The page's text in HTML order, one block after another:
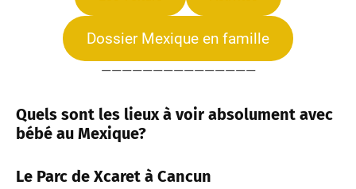
Dossier Mexique en famille
———————————————
Quels sont les lieux à voir absolument avec
bébé au Mexique?
Le Parc de Xcaret à Cancun